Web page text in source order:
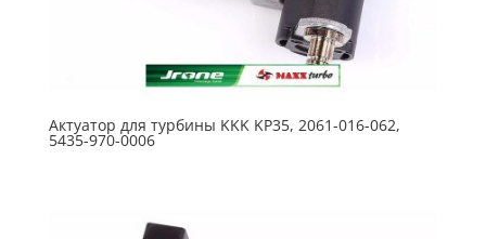
Актуатор для турбины KKK KP35, 2061-016-062,
5435-970-0006